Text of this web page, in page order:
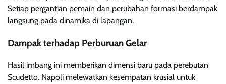
Setiap pergantian pemain dan perubahan formasi berdampak
langsung pada dinamika di lapangan.
Dampak terhadap Perburuan Gelar
Hasil imbang ini memberikan dimensi baru pada perebutan
Scudetto. Napoli melewatkan kesempatan krusial untuk